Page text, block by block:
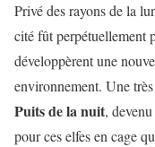
Privé des rayons de la
cité fût perpétuellement
développèrent une
environnement. Une
Puits de la nuit,
pour ces elfes en cage